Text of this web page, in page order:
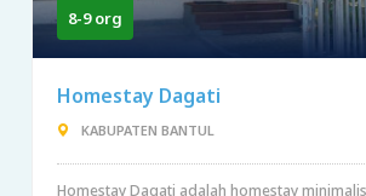
8-9 org
Homestay Dagati
KABUPATEN BANTUL
Homestay Dagati adalah homestay